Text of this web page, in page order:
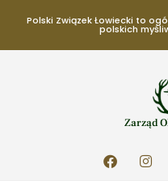
Polski Związek Łowiecki to
polskich
Zarząd